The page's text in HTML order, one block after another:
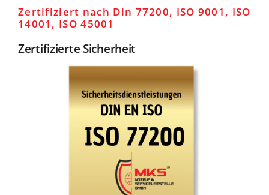
Zertifiziert nach Din 77200, ISO 9001, ISO
14001, ISO 45001
Zertifizierte Sicherheit